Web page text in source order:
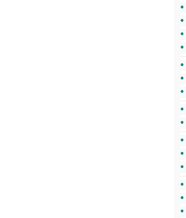
•
•
•
•
•
•
•
•
•
•
•
•
•
•
•